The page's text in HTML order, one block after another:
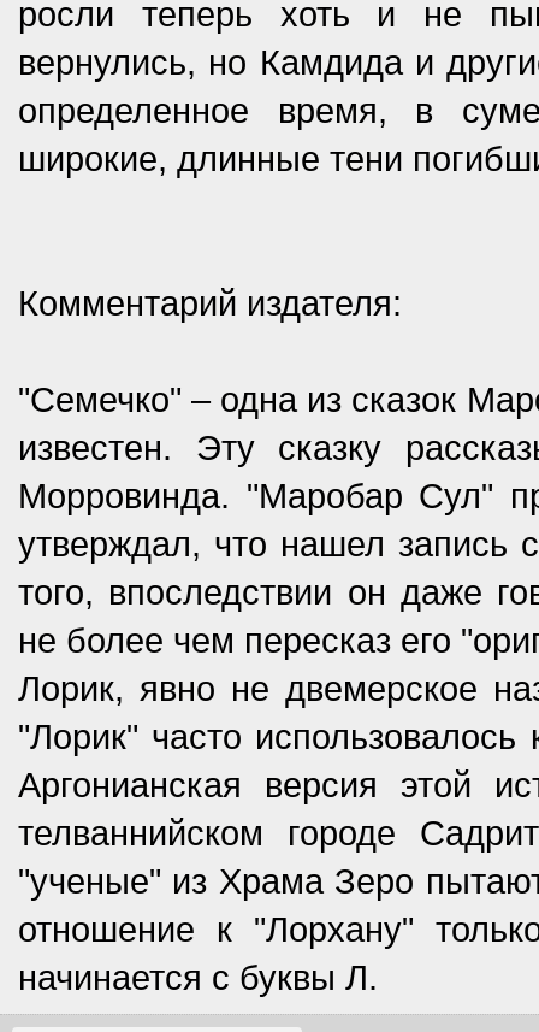
росли теперь хоть и не
вернулись, но Камдида и
определенное время, в
широкие, длинные тени
Комментарий издателя:
"Семечко" – одна из сказок
известен. Эту сказку
Морровинда. "Маробар Сул"
утверждал, что нашел запись
того, впоследствии он даже
не более чем пересказ его
Лорик, явно не двемерское
"Лорик" часто
Аргонианская версия этой
телваннийском городе
"ученые" из Храма Зеро
отношение к "Лорхану"
начинается с буквы Л.